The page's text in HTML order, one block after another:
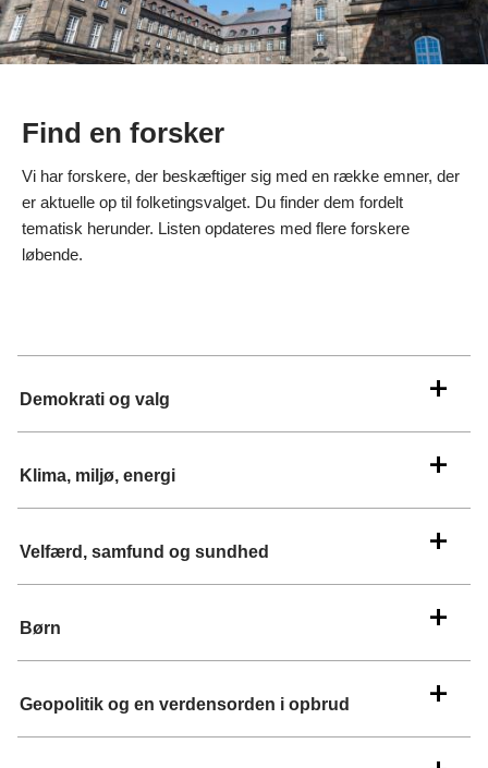
Find en forsker
Vi har forskere, der beskæftiger sig med en række emner, der
er aktuelle op til folketingsvalget. Du finder dem fordelt
tematisk herunder. Listen opdateres med flere forskere
løbende.
Demokrati og valg
Klima, miljø, energi
Velfærd, samfund og sundhed
Børn
Geopolitik og en verdensorden i opbrud